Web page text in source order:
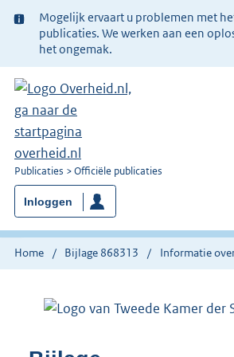
Ter
informatie:
Mogelijk ervaart u problemen met
publicaties. We werken aan een
het ongemak.
U
bent
nu
hier:
Publicaties Officiële publicaties
Inloggen
Home Bijlage 868313 Informatie